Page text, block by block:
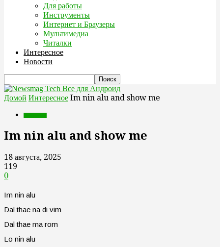
Для работы
Инструменты
Интернет и Браузеры
Мультимедиа
Читалки
Интересное
Новости
Все для Андроид
Домой Интересное Im nin alu and show me
Im nin alu and show me
18 августа, 2025
119
0
Im nin alu
Dal thae na di vim
Dal thae ma rom
Lo nin alu